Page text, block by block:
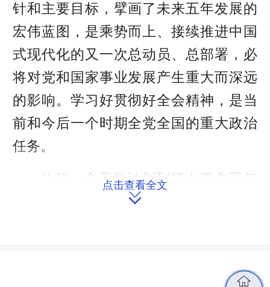
针和主要目标，擘画了未来五年发展的
宏伟蓝图，是乘势而上、接续推进中国
式现代化的又一次总动员、总部署，必
将对党和国家事业发展产生重大而深远
的影响。学习好贯彻好全会精神，是当
前和今后一个时期全党全国的重大政治
任务。
从第一个五年计划到第十四个五年
规划，一以贯之的主题是把我国建设成
程，以习近平同志为核心的党中央团结
点击查看全文
